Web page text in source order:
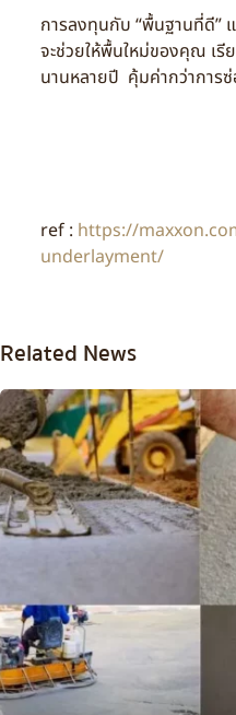
การลงทุนกับ “พื้นฐานที่ดี”
จะช่วยให้พื้นใหม่ของคุณ เรี
นานหลายปี คุ้มค่ากว่าการ
ref : https://
underlayment/
Related News